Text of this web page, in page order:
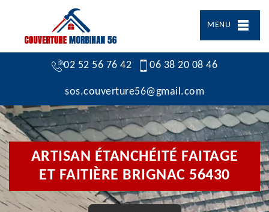
MENU
02 52 56 76 42 06 38 20 08 46
sos.couverture56@gmail.com
ARTISAN ÉTANCHÉITÉ FAITAGE
ET FAITIÈRE BRIGNAC 56430